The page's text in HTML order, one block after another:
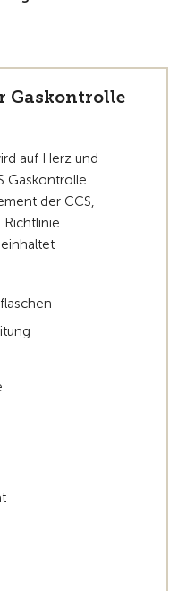
Gaskontrolle
auf Herz und
Gaskontrolle
der CCS,
Richtlinie